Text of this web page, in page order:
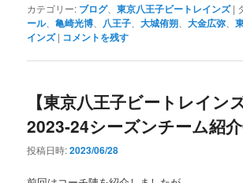
カテゴリー: ブログ、東京八王子ビートレインズ |
ール、亀崎光博 八王子 、大城侑朔 、大金広弥 、
インズ | コメントを残す
【東京八王子ビートレインズ
2023-24シーズンチーム紹
投稿日時:2023/06/28